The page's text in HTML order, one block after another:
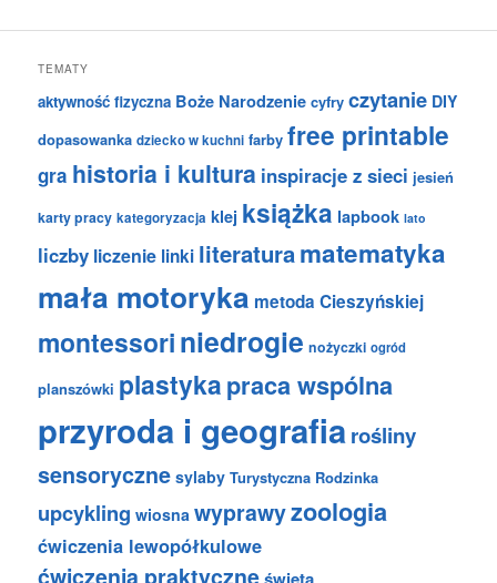
TEMATY
aktywność fizyczna Boże Narodzenie cyfry czytanie DIY
dopasowanka dziecko w kuchni farby free printable
gra historia i kultura inspiracje z sieci jesień
karty pracy kategoryzacja klej książka lapbook lato
liczby liczenie linki literaturamatematyka
mała motoryka metoda Cieszyńskiej
montessoriniedrogie nożyczki ogród
planszówki plastykapraca wspólna
przyroda i geografiarośliny
sensoryczne sylaby Turystyczna Rodzinka
upcykling wiosna wyprawyzoologia
ćwiczenia lewopółkulowe
ćwiczenia praktyczne